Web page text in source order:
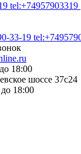
tel:+74957903319
33-19
18:00
шоссе 37с24
18:00